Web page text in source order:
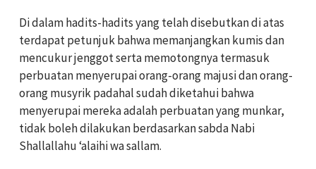
Di dalam hadits-hadits yang telah disebutkan di atas
terdapat petunjuk bahwa memanjangkan kumis dan
mencukur jenggot serta memotongnya termasuk
perbuatan menyerupai orang-orang majusi dan orang-
orang musyrik padahal sudah diketahui bahwa
menyerupai mereka adalah perbuatan yang munkar,
tidak boleh dilakukan berdasarkan sabda Nabi
Shallallahu ‘alaihi wa sallam.